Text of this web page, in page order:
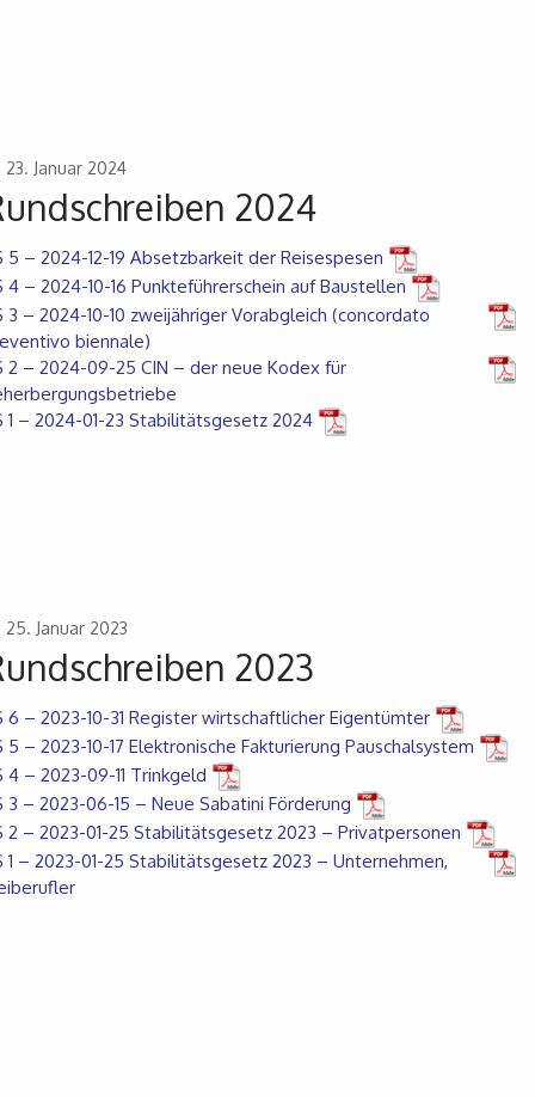
23. Januar 2024
2024
5 – 2024-12-19 Absetzbarkeit der Reisespesen
4 – 2024-10-16 Punkteführerschein auf Baustellen
3 – 2024-10-10 zweijähriger Vorabgleich (concordato
biennale)
2 – 2024-09-25 CIN – der neue Kodex für
1 – 2024-01-23 Stabilitätsgesetz 2024
25. Januar 2023
2023
6 – 2023-10-31 Register wirtschaftlicher Eigentümter
5 – 2023-10-17 Elektronische Fakturierung Pauschalsystem
4 – 2023-09-11 Trinkgeld
3 – 2023-06-15 – Neue Sabatini Förderung
2 – 2023-01-25 Stabilitätsgesetz 2023 – Privatpersonen
1 – 2023-01-25 Stabilitätsgesetz 2023 – Unternehmen,